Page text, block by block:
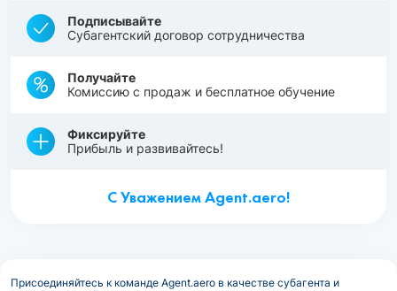
Подписывайте
Субагентский договор сотрудничества
Получайте
Комиссию с продаж и бесплатное обучение
Фиксируйте
Прибыль и развивайтесь!
С Уважением Agent.aero!
Присоединяйтесь к команде Agent.aero в качестве субагента и